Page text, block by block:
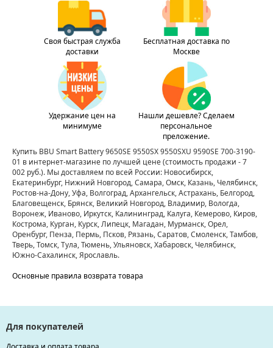
Своя быстрая служба
доставки
Бесплатная доставка по
Москве
Удержание цен на
минимуме
Нашли дешевле? Сделаем
персональное
преложение.
Купить BBU Smart Battery 9650SE 9550SX 9550SXU 9590SE 700-3190-
01 в интернет-магазине по лучшей цене(стоимость продажи - 7
002 руб.). Мы доставляем по всей России: Новосибирск,
Екатеринбург, Нижний Новгород, Самара, Омск, Казань, Челябинск,
Ростов-на-Дону, Уфа, Волгоград, Архангельск, Астрахань, Белгород,
Благовещенск, Брянск, Великий Новгород, Владимир, Вологда,
Воронеж, Иваново, Иркутск, Калининград, Калуга, Кемерово, Киров,
Кострома, Курган, Курск, Липецк, Магадан, Мурманск, Орел,
Оренбург, Пенза, Пермь, Псков, Рязань, Саратов, Смоленск, Тамбов,
Тверь, Томск, Тула, Тюмень, Ульяновск, Хабаровск, Челябинск,
Южно-Сахалинск, Ярославль.
Основные правила возврата товара
Для покупателей